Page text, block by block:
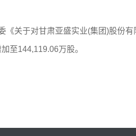
《关于对甘肃亚盛实业(集团)股份
至144,119.06万股。